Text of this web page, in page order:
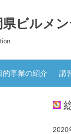
ビルメ
的事業の紹介 講
役
2020